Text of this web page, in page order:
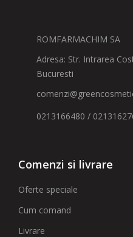
ROMFARMACHIM SA
Adresa: Str. Intrarea
Bucuresti
0213166480 /
Comenzi si livrare
Oferte speciale
Cum comand
Livrare